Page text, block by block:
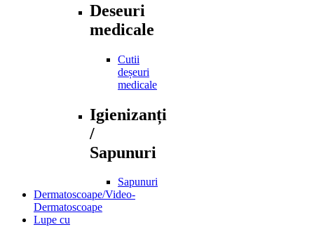
Deseuri
medicale
Cutii
deșeuri
medicale
Igienizanți
/
Sapunuri
Sapunuri
Dermatoscoape/Video-
Dermatoscoape
Lupe cu